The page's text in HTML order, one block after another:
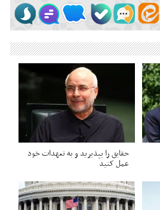
حقایق را بپذیرید و به تعهدات خود
عمل کنید